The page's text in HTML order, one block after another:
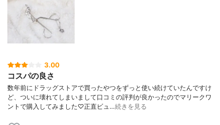
3.00
コスパの良さ
数年前にドラッグストアで買ったやつをずっと使い続けていたんですけ
ど、ついに壊れてしまいまして口コミの評判が良かったのでマリークワ
ントで購入してみました♡正直ビュ…続きを見る